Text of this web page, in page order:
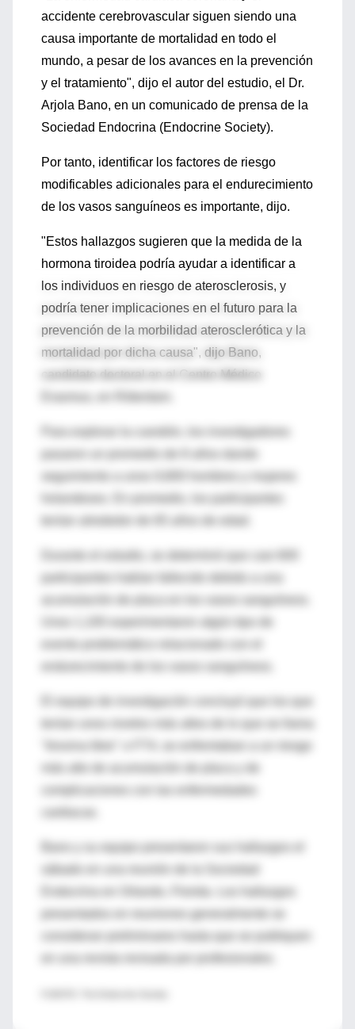
accidente cerebrovascular siguen siendo una
causa importante de mortalidad en todo el
mundo, a pesar de los avances en la prevención
y el tratamiento", dijo el autor del estudio, el Dr.
Arjola Bano, en un comunicado de prensa de la
Sociedad Endocrina (Endocrine Society).
Por tanto, identificar los factores de riesgo
modificables adicionales para el endurecimiento
de los vasos sanguíneos es importante, dijo.
"Estos hallazgos sugieren que la medida de la
hormona tiroidea podría ayudar a identificar a
los individuos en riesgo de aterosclerosis, y
podría tener implicaciones en el futuro para la
prevención de la morbilidad aterosclerótica y la
mortalidad por dicha causa", dijo Bano,
candidato doctoral en el Centro Médico
Para explorar la cuestión, los investigadores
seguimiento a unos 9,800 hombres y mujeres
acumulación de placa en los vasos sanguíneos.
Unos 1,100 experimentaron algún tipo de
endurecimiento de los vasos sanguíneos.
El equipo de investigación concluyó que los que
"tiroxina libre" o FT4, se enfrentaban a un riesgo
Bano y su equipo presentaron sus hallazgos el
Endocrina en Orlando, Florida. Los hallazgos
presentados en reuniones generalmente se
consideran preliminares hasta que se publiquen